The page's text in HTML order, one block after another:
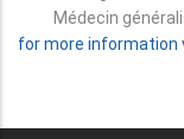
Médecin
for more